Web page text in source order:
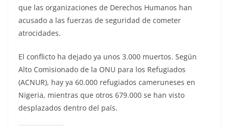
que las organizaciones de Derechos Humanos han
acusado a las fuerzas de seguridad de cometer
atrocidades.
El conflicto ha dejado ya unos 3.000 muertos. Según
Alto Comisionado de la ONU para los Refugiados
(ACNUR), hay ya 60.000 refugiados cameruneses en
Nigeria, mientras que otros 679.000 se han visto
desplazados dentro del país.